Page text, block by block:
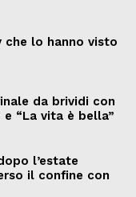
che lo hanno visto
da brividi con
“La vita è bella”
l’estate
il confine con